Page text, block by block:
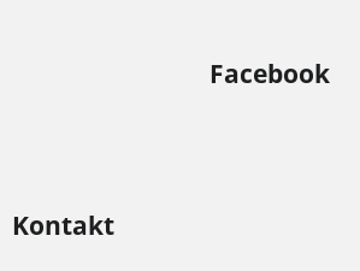
Kontakt
Facebook